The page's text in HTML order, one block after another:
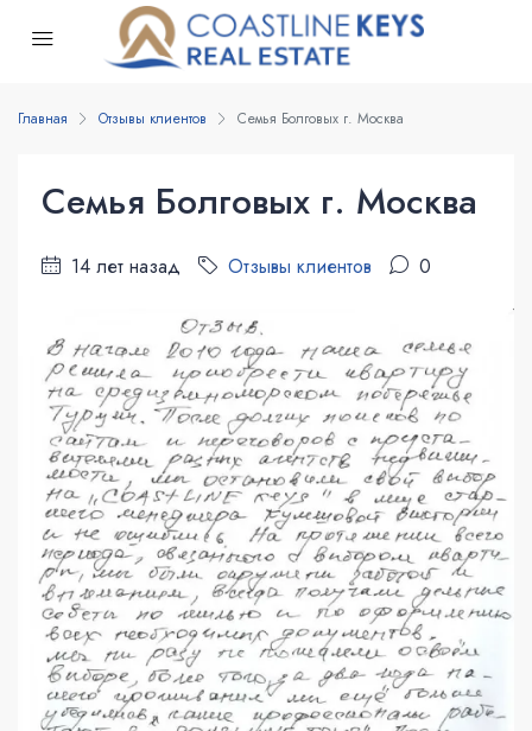
Главная Отзывы клиентов Семья Болговых г. Москва
Семья Болговых г. Москва
14 лет назад Отзывы клиентов 0